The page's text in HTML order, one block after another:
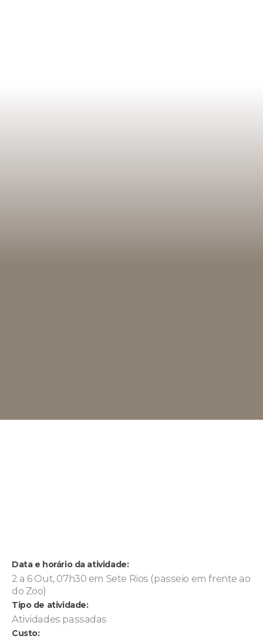
Data e horário da atividade:
2 a 6 Out, 07h30 em Sete Rios (passeio em frente ao
do Zoo)
Tipo de atividade:
Atividades passadas
Custo: